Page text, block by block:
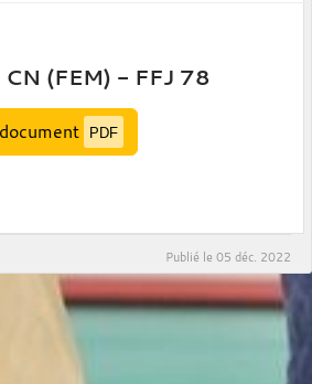
(FEM) - FFJ 78
PDF
Publié le 05 déc. 2022